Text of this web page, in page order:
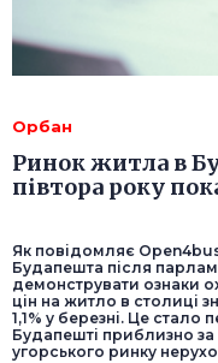
Орбан
Ринок житла в
півтора року
Як повідомляє
Будапешта після
демонструвати ознаки
цін на житло в столиці
1,1% у березні. Це
Будапешті приблизно
угорського ринку